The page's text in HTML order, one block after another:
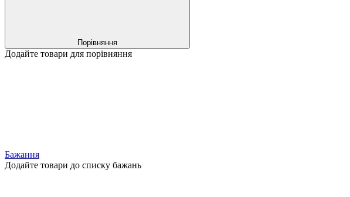
Порівняння
Додайте товари для порівняння
Бажання
Додайте товари до списку бажань